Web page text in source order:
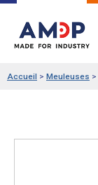
Accueil > Meuleuses >